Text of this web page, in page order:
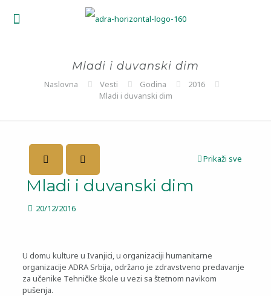
Mladi i duvanski dim
Naslovna Vesti Godina
2016
Mladi i duvanski dim
Prikaži sve
Mladi i duvanski dim
20/12/2016
U domu kulture u Ivanjici, u organizaciji humanitarne
organizacije ADRA Srbija, održano je zdravstveno predavanje
za učenike Tehničke škole u vezi sa štetnom navikom
pušenja.